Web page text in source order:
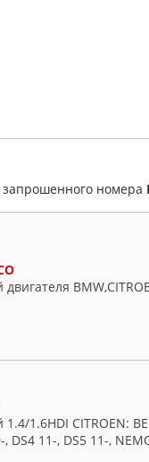
номера
1.6HDI CITROEN:
DS4 11-, DS5 11-,